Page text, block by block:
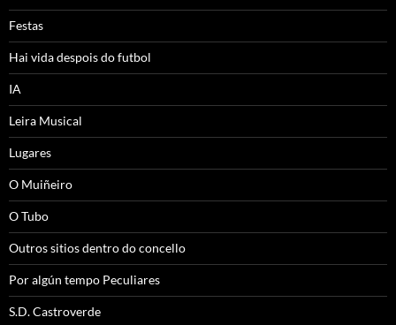
Festas
Hai vida despois do futbol
IA
Leira Musical
Lugares
O Muiñeiro
O Tubo
Outros sitios dentro do concello
Por algún tempo Peculiares
S.D. Castroverde